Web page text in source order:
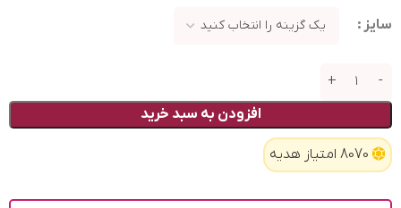
سایز
افزودن به سبد خرید
8070 امتیاز هدیه